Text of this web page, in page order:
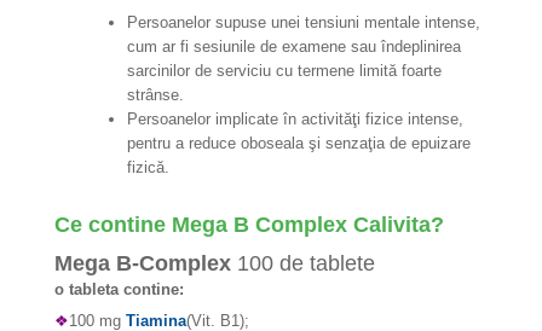
Persoanelor supuse unei tensiuni mentale intense,
cum ar fi sesiunile de examene sau îndeplinirea
sarcinilor de serviciu cu termene limită foarte
strânse.
Persoanelor implicate în activităţi fizice intense,
pentru a reduce oboseala şi senzaţia de epuizare
fizică.
Ce contine Mega B Complex Calivita?
Mega B-Complex 100 de tablete
o tableta contine:
❖100 mg Tiamina(Vit. B1);